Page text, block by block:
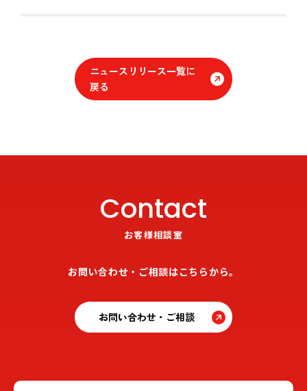
ニュースリリース一覧に
戻る
Contact
お客様相談室
お問い合わせ・ご相談はこちらから。
お問い合わせ・ご相談